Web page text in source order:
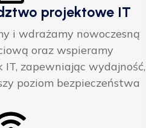
projektowe IT
i wdrażamy nowoczesną
oraz wspieramy
zapewniając wydajność,
poziom bezpieczeństwa